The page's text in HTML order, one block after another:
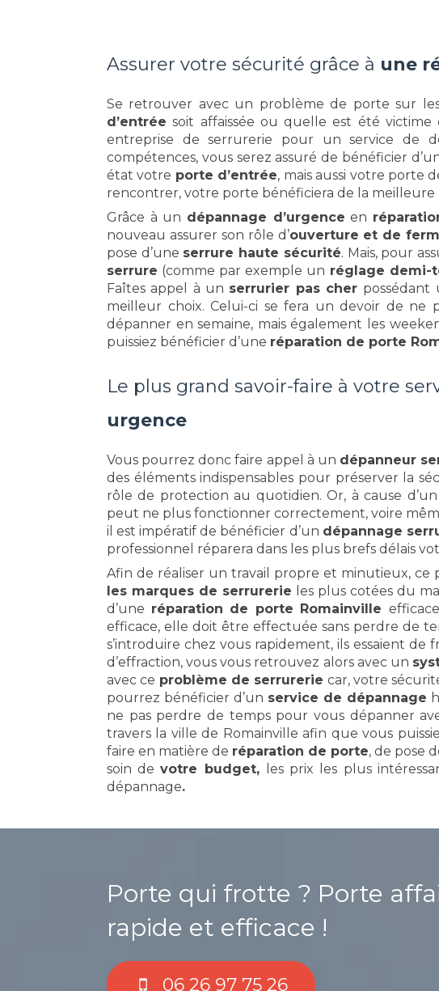
Assurer votre sécurité grâce à une
Se retrouver avec un problème de porte sur
d’entrée soit affaissée ou quelle est été victime
entreprise de serrurerie pour un service de
compétences, vous serez assuré de bénéficier
état votre porte d’entrée, mais aussi votre porte
rencontrer, votre porte bénéficiera de la meilleure
Grâce à un dépannage d’urgence en
nouveau assurer son rôle d’ouverture et de
pose d’une serrure haute sécurité. Mais, pour
serrure (comme par exemple un réglage demi-
Faîtes appel à un serrurier pas cher possédant
meilleur choix. Celui-ci se fera un devoir de
dépanner en semaine, mais également les
puissiez bénéficier d’une réparation de porte
Le plus grand savoir-faire à votre
urgence
Vous pourrez donc faire appel à un dépanneur
des éléments indispensables pour préserver la
rôle de protection au quotidien. Or, à cause d’un
peut ne plus fonctionner correctement, voire
il est impératif de bénéficier d’un dépannage
professionnel réparera dans les plus brefs délais
Afin de réaliser un travail propre et minutieux, ce
les marques de serrurerie les plus cotées du
d’une réparation de porte Romainville
efficace, elle doit être effectuée sans perdre de
s’introduire chez vous rapidement, ils essaient de
d’effraction, vous vous retrouvez alors avec un
avec ce problème de serrurerie car, votre
pourrez bénéficier d’un service de dépannage
ne pas perdre de temps pour vous dépanner
travers la ville de Romainville afin que vous
faire en matière de réparation de porte, de pose
soin devotre budget, les prix les plus
dépannage.
Porte qui frotte ? Porte
rapide et efficace !
06 26 97 75 26